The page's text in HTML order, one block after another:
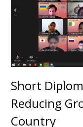
Short
Reducing
Country